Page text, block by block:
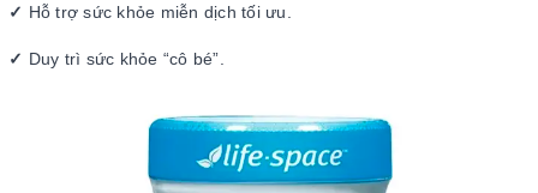
✓ Hỗ trợ sức khỏe miễn dịch tối ưu.
✓ Duy trì sức khỏe “cô bé”.